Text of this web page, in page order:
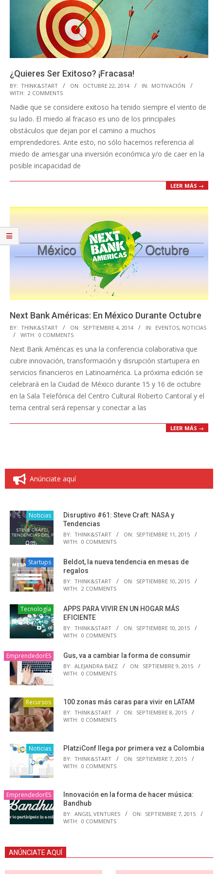
¿Quieres Ser Exitoso? ¡Fracasa!
2014-
10-
22
BY: THINK&START ON: OCTUBRE 22, 2014 IN: MOTIVACIÓN
WITH: 2 COMMENTS
Nadie que se considere exitoso ha tenido siempre el viento de
su lado. El miedo al fracaso es uno de los principales
obstáculos que dejan por el camino a muchos
emprendedores. Ante esto, no sólo hacemos referencia al
miedo de arriesgar una inversión económica y/o de caer en la
posible incapacidad de
LEER MÁS →
Next Bank Américas: En México Durante Octubre
2014-
09-
04
BY: THINK&START ON: SEPTIEMBRE 4, 2014 IN: EVENTOS, NOTICIAS
WITH: 0 COMMENTS
Next Bank Américas es una la conferencia colaborativa que
cubre innovación, transformación y disrupción startupera en
servicios financieros en Latinoamérica. La próxima edición se
celebrará en la Ciudad de México durante 15 y 16 de octubre
en la Sala Telefónica del Centro Cultural Roberto Cantoral y el
tema central será repensar y conectar a las
LEER MÁS →
Anúnciate aquí
Noticias
Disruptivo #61: Steve Craft: NASA y
Tendencias
BY: THINK&START ON: SEPTIEMBRE 11, 2015
WITH: 0 COMMENTS
Startups
Beldot, la nueva tendencia en mesas de
regalos
BY: THINK&START ON: SEPTIEMBRE 10, 2015
WITH: 2 COMMENTS
Tecnología
APPS PARA VIVIR EN UN HOGAR MÁS
EFICIENTE
BY: THINK&START ON: SEPTIEMBRE 10, 2015
WITH: 0 COMMENTS
EmprendedorES Gus, va a cambiar la forma de consumir
BY: ALEJANDRA BAEZ ON: SEPTIEMBRE 9, 2015
WITH: 0 COMMENTS
Recursos 100 zonas más caras para vivir en LATAM
BY: THINK&START ON: SEPTIEMBRE 8, 2015
WITH: 0 COMMENTS
Noticias PlatziConf llega por primera vez a Colombia
BY: THINK&START ON: SEPTIEMBRE 7, 2015
WITH: 0 COMMENTS
EmprendedorES
Innovación en la forma de hacer música:
Bandhub
BY: ANGEL VENTURES ON: SEPTIEMBRE 7, 2015
WITH: 0 COMMENTS
ANÚNCIATE AQUÍ